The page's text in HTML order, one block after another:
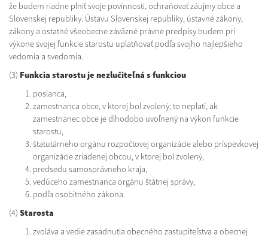
že budem riadne plniť svoje povinnosti, ochraňovať záujmy obce a
Slovenskej republiky. Ústavu Slovenskej republiky, ústavné zákony,
zákony a ostatné všeobecne záväzné právne predpisy budem pri
výkone svojej funkcie starostu uplatňovať podľa svojho najlepšieho
vedomia a svedomia.
(3) Funkcia starostu je nezlučiteľná s funkciou
poslanca,
zamestnanca obce, v ktorej bol zvolený; to neplatí, ak
zamestnanec obce je dlhodobo uvoľnený na výkon funkcie
starostu,
štatutárneho orgánu rozpočtovej organizácie alebo príspevkovej
organizácie zriadenej obcou, v ktorej bol zvolený,
predsedu samosprávneho kraja,
vedúceho zamestnanca orgánu štátnej správy,
podľa osobitného zákona.
(4) Starosta
zvoláva a vedie zasadnutia obecného zastupiteľstva a obecnej